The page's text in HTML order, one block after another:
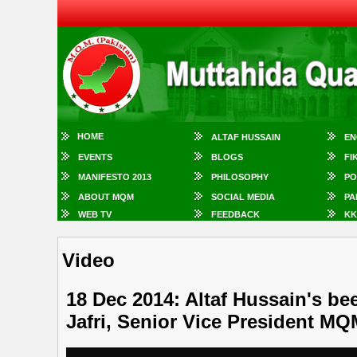
HOME ALTAF HUSSAIN
EVENTS BLOGS
MANIFESTO 2013 PHILOSOPHY
ABOUT MQM SOCIAL MEDIA
WEB TV
FEEDBACK
Video
18 Dec 2014: Altaf Hussain's
Jafri, Senior Vice President